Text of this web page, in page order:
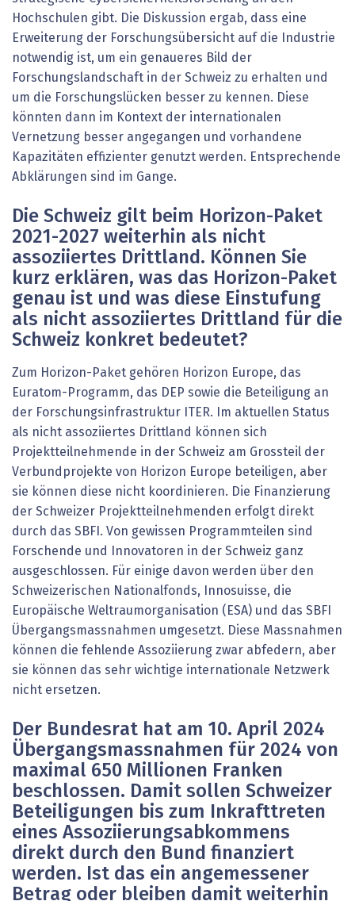
Hochschulen gibt. Die Diskussion ergab, dass eine
Erweiterung der Forschungsübersicht auf die Industrie
notwendig ist, um ein genaueres Bild der
Forschungslandschaft in der Schweiz zu erhalten und
um die Forschungslücken besser zu kennen. Diese
könnten dann im Kontext der internationalen
Vernetzung besser angegangen und vorhandene
Kapazitäten effizienter genutzt werden. Entsprechende
Abklärungen sind im Gange.
Die Schweiz gilt beim Horizon-Paket
2021-2027 weiterhin als nicht
assoziiertes Drittland. Können Sie
kurz erklären, was das Horizon-Paket
genau ist und was diese Einstufung
als nicht assoziiertes Drittland für die
Schweiz konkret bedeutet?
Zum Horizon-Paket gehören Horizon Europe, das
Euratom-Programm, das DEP sowie die Beteiligung an
der Forschungsinfrastruktur ITER. Im aktuellen Status
als nicht assoziiertes Drittland können sich
Projektteilnehmende in der Schweiz am Grossteil der
Verbundprojekte von Horizon Europe beteiligen, aber
sie können diese nicht koordinieren. Die Finanzierung
der Schweizer Projektteilnehmenden erfolgt direkt
durch das SBFI. Von gewissen Programmteilen sind
Forschende und Innovatoren in der Schweiz ganz
ausgeschlossen. Für einige davon werden über den
Schweizerischen Nationalfonds, Innosuisse, die
Europäische Weltraumorganisation (ESA) und das SBFI
Übergangsmassnahmen umgesetzt. Diese Massnahmen
können die fehlende Assoziierung zwar abfedern, aber
sie können das sehr wichtige internationale Netzwerk
nicht ersetzen.
Der Bundesrat hat am 10. April 2024
Übergangsmassnahmen für 2024 von
maximal 650 Millionen Franken
beschlossen. Damit sollen Schweizer
Beteiligungen bis zum Inkrafttreten
eines Assoziierungsabkommens
direkt durch den Bund finanziert
werden. Ist das ein angemessener
Betrag oder bleiben damit weiterhin